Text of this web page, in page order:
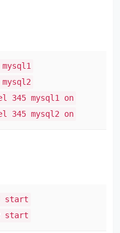
345 mysql1 on
345 mysql2 on
start
start